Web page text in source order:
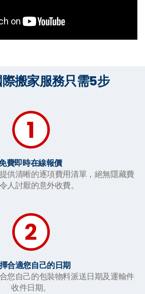
搬家服務只需5步
費即時在線報價
供清晰的逐項費用清單，絕無隱藏費
人討厭的意外收費。
合適您自己的日期
您自己的包裝物料派送日期及運輸件
收件日期。